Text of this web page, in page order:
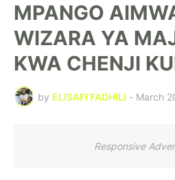
MPANGO
WIZARA YA
KWA CHENJI
by ELISAFI FADHILI - March
Responsive